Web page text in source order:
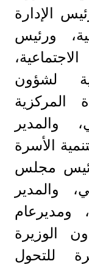
الإدارة
ورئيس
لشؤون
المركزية
والمدير
الأسرة
مجلس
والمدير
ومديرعام
الوزيرة
للتحول